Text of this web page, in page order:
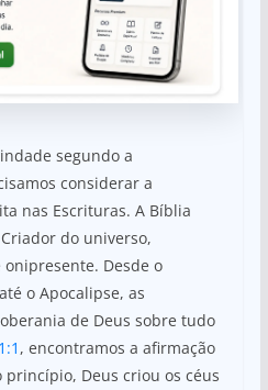
segundo a
considerar a
nas Escrituras. A Bíblia
do universo,
Desde o
o Apocalipse, as
de Deus sobre tudo
, encontramos a afirmação
Deus criou os céus